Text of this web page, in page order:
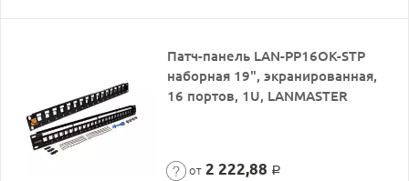
Патч-панель LAN-PP16OK-STP
наборная 19", экранированная,
16 портов, 1U, LANMASTER
от 2 222,88 Р